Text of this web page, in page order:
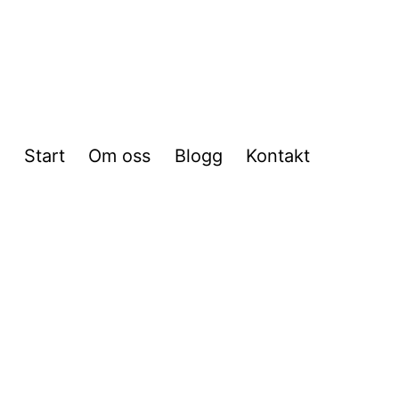
Start Om oss Blogg Kontakt